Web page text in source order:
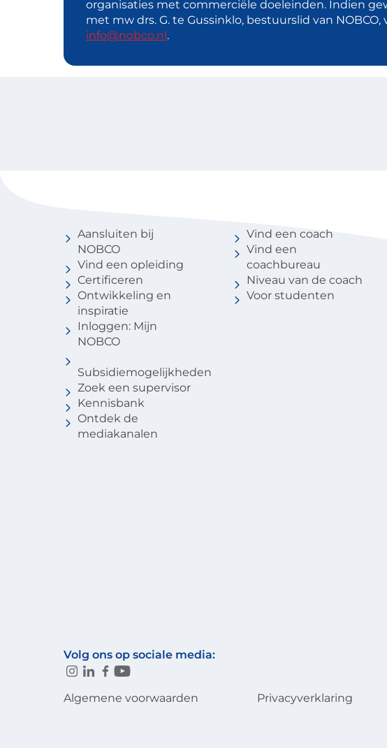
organisaties met commerciële doeleinden. Indien
met mw drs. G. te Gussinklo, bestuurslid van
info@nobco.nl.
Aansluiten bij
NOBCO
Vind een opleiding
Certificeren
Ontwikkeling en
inspiratie
Inloggen: Mijn
NOBCO
Subsidiemogelijkheden
Zoek een supervisor
Kennisbank
Ontdek de
mediakanalen
Vind een coach
Vind een
coachbureau
Niveau van de coach
Voor studenten
Volg ons op sociale media:
Algemene voorwaarden Privacyverklaring